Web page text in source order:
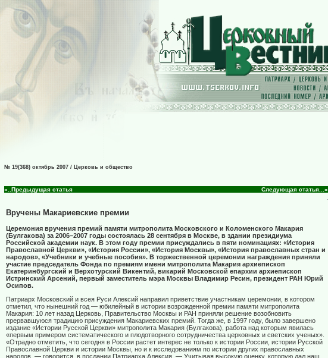
№ 19(368) октябрь 2007 / Церковь и общество
«..Предыдущая статья Следующая статья...»
Вручены Макариевские премии
Церемония вручения премий памяти митрополита Московского и Коломенского Макария
(Булгакова) за 2006–2007 годы состоялась 28 сентября в Москве, в здании президиума
Российской академии наук. В этом году премии присуждались в пяти номинациях: «История
Православной Церкви», «История России», «История Москвы», «История православных стран и
народов», «Учебники и учебные пособия». В торжественной церемонии награждения приняли
участие председатель Фонда по премиям имени митрополита Макария архиепископ
Екатеринбургский и Верхотурский Викентий, викарий Московской епархии архиепископ
Истринский Арсений, первый заместитель мэра Москвы Владимир Ресин, президент РАН Юрий
Осипов.
Патриарх Московский и всея Руси Алексий направил приветствие участникам церемонии, в котором
отметил, что нынешний год — юбилейный в истории возрожденной премии памяти митрополита
Макария: 10 лет назад Церковь, Правительство Москвы и РАН приняли решение возобновить
прервавшуюся традицию присуждения Макариевских премий. Тогда же, в 1997 году, было завершено
издание «Истории Русской Церкви» митрополита Макария (Булгакова), работа над которым явилась
«первым примером систематического и плодотворного сотрудничества церковных и светских ученых».
«Отрадно отметить, что сегодня в России растет интерес не только к истории России, истории Русской
Православной Церкви и истории Москвы, но и к исследованиям по истории других православных
народов, — говорится в послании Патриарха Алексия. — Учитывая высокую оценку, которую дал наш